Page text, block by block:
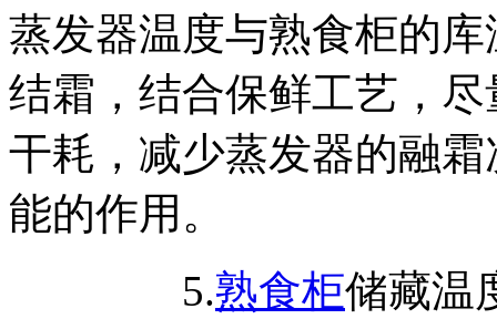
蒸发器温度与熟食柜的
结霜，结合保鲜工艺，
干耗，减少蒸发器的融
能的作用。
5.熟食柜储藏温